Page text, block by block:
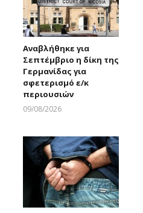
Αναβλήθηκε για
Σεπτέμβριο η δίκη της
Γερμανίδας για
σφετερισμό ε/κ
περιουσιών
09/08/2026